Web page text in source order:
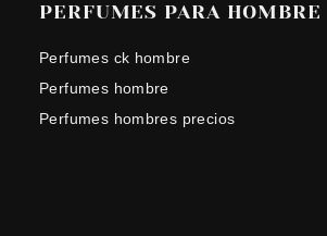
PERFUMES PARA HOMBRE
Perfumes ck hombre
Perfumes hombre
Perfumes hombres precios